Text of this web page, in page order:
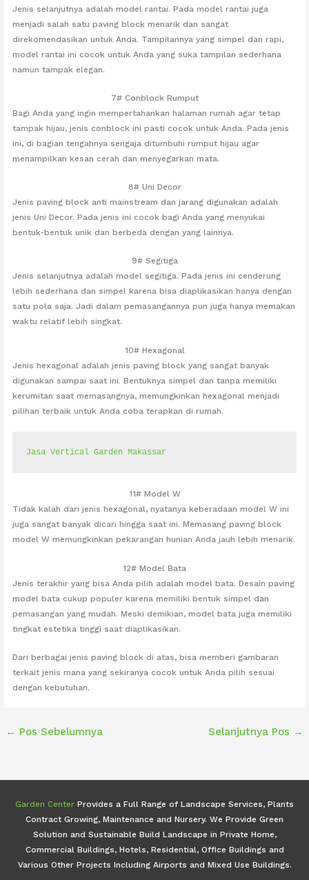
Jenis selanjutnya adalah model rantai. Pada model rantai juga
menjadi salah satu paving block menarik dan sangat
direkomendasikan untuk Anda. Tampilannya yang simpel dan rapi,
model rantai ini cocok untuk Anda yang suka tampilan sederhana
namun tampak elegan.
7# Conblock Rumput
Bagi Anda yang ingin mempertahankan halaman rumah agar tetap
tampak hijau, jenis conblock ini pasti cocok untuk Anda. Pada jenis
ini, di bagian tengahnya sengaja ditumbuhi rumput hijau agar
menampilkan kesan cerah dan menyegarkan mata.
8# Uni Decor
Jenis paving block anti mainstream dan jarang digunakan adalah
jenis Uni Decor. Pada jenis ini cocok bagi Anda yang menyukai
bentuk-bentuk unik dan berbeda dengan yang lainnya.
9# Segitiga
Jenis selanjutnya adalah model segitiga. Pada jenis ini cenderung
lebih sederhana dan simpel karena bisa diaplikasikan hanya dengan
satu pola saja. Jadi dalam pemasangannya pun juga hanya memakan
waktu relatif lebih singkat.
10# Hexagonal
Jenis hexagonal adalah jenis paving block yang sangat banyak
digunakan sampai saat ini. Bentuknya simpel dan tanpa memiliki
kerumitan saat memasangnya, memungkinkan hexagonal menjadi
pilihan terbaik untuk Anda coba terapkan di rumah.
Jasa Vertical Garden Makassar
11# Model W
Tidak kalah dari jenis hexagonal, nyatanya keberadaan model W ini
juga sangat banyak dicari hingga saat ini. Memasang paving block
model W memungkinkan pekarangan hunian Anda jauh lebih menarik.
12# Model Bata
Jenis terakhir yang bisa Anda pilih adalah model bata. Desain paving
model bata cukup populer karena memiliki bentuk simpel dan
pemasangan yang mudah. Meski demikian, model bata juga memiliki
tingkat estetika tinggi saat diaplikasikan.
Dari berbagai jenis paving block di atas, bisa memberi gambaran
terkait jenis mana yang sekiranya cocok untuk Anda pilih sesuai
dengan kebutuhan.
← Pos Sebelumnya Selanjutnya Pos →
Garden Center Provides a Full Range of Landscape Services, Plants
Contract Growing, Maintenance and Nursery. We Provide Green
Solution and Sustainable Build Landscape in Private Home,
Commercial Buildings, Hotels, Residential, Office Buildings and
Various Other Projects Including Airports and Mixed Use Buildings.